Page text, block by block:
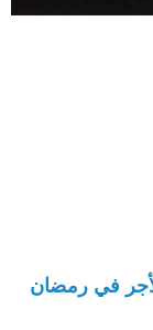
في رمضان